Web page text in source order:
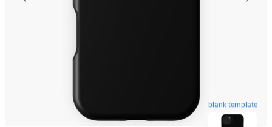
blank template